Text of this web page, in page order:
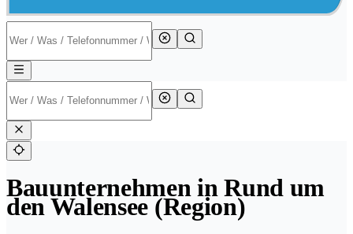
Bauunternehmen in Rund um
den Walensee (Region)